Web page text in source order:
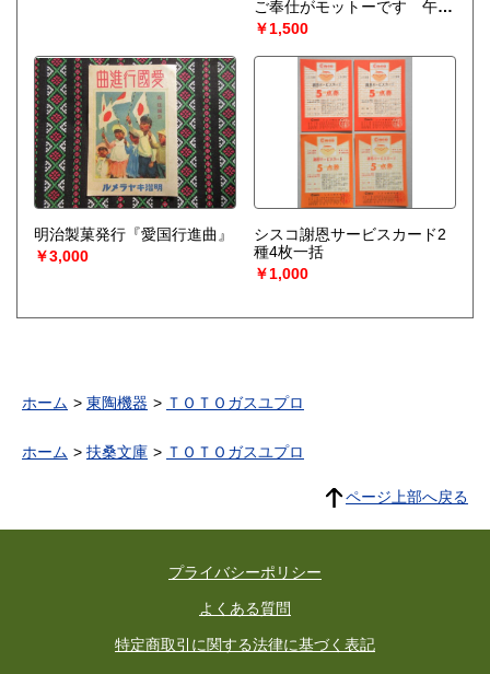
ご奉仕がモットーです 午前
10時より 本日オープン
￥1,500
明治製菓発行『愛国行進曲』
￥3,000
シスコ謝恩サービスカード2
種4枚一括
￥1,000
ホーム 東陶機器 ＴＯＴＯガスユプロ
ホーム 扶桑文庫 ＴＯＴＯガスユプロ
ページ上部へ戻る
プライバシーポリシー
よくある質問
特定商取引に関する法律に基づく表記